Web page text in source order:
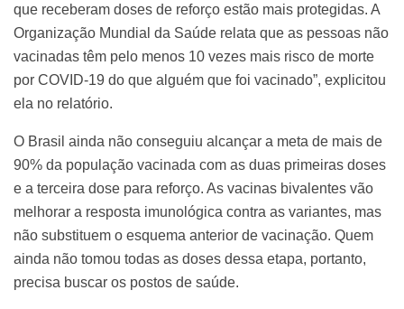
que receberam doses de reforço estão mais protegidas. A
Organização Mundial da Saúde relata que as pessoas não
vacinadas têm pelo menos 10 vezes mais risco de morte
por COVID-19 do que alguém que foi vacinado”, explicitou
ela no relatório.
O Brasil ainda não conseguiu alcançar a meta de mais de
90% da população vacinada com as duas primeiras doses
e a terceira dose para reforço. As vacinas bivalentes vão
melhorar a resposta imunológica contra as variantes, mas
não substituem o esquema anterior de vacinação. Quem
ainda não tomou todas as doses dessa etapa, portanto,
precisa buscar os postos de saúde.